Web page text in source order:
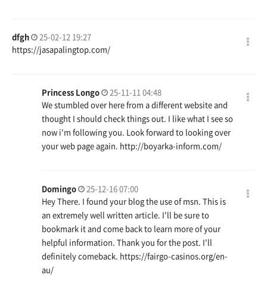
dfgh
25-02-12 19:27
https://jasapalingtop.com/
Princess Longo
25-11-11 04:48
We stumbled over here from a different website and
thought I should check things out. I like what I see so
now i'm following you. Look forward to looking over
your web page again. http://boyarka-inform.com/
Domingo
25-12-16 07:00
Hey There. I found your blog the use of msn. This is
an extremely well written article. I'll be sure to
bookmark it and come back to learn more of your
helpful information. Thank you for the post. I'll
definitely comeback. https://fairgo-casinos.org/en-
au/